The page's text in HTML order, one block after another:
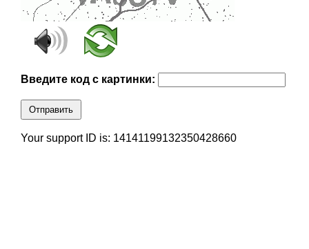
Введите код с картинки:
Отправить
Your support ID is: 14141199132350428660